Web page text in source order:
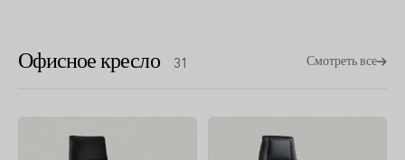
Офисное кресло 31 Смотреть все